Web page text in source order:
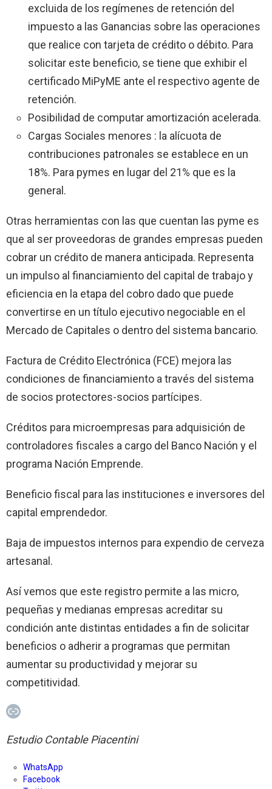
excluida de los regímenes de retención del
impuesto a las Ganancias sobre las operaciones
que realice con tarjeta de crédito o débito. Para
solicitar este beneficio, se tiene que exhibir el
certificado MiPyME ante el respectivo agente de
retención.
Posibilidad de computar amortización acelerada.
Cargas Sociales menores : la alícuota de
contribuciones patronales se establece en un
18%. Para pymes en lugar del 21% que es la
general.
Otras herramientas con las que cuentan las pyme es
que al ser proveedoras de grandes empresas pueden
cobrar un crédito de manera anticipada. Representa
un impulso al financiamiento del capital de trabajo y
eficiencia en la etapa del cobro dado que puede
convertirse en un título ejecutivo negociable en el
Mercado de Capitales o dentro del sistema bancario.
Factura de Crédito Electrónica (FCE) mejora las
condiciones de financiamiento a través del sistema
de socios protectores-socios partícipes.
Créditos para microempresas para adquisición de
controladores fiscales a cargo del Banco Nación y el
programa Nación Emprende.
Beneficio fiscal para las instituciones e inversores del
capital emprendedor.
Baja de impuestos internos para expendio de cerveza
artesanal.
Así vemos que este registro permite a las micro,
pequeñas y medianas empresas acreditar su
condición ante distintas entidades a fin de solicitar
beneficios o adherir a programas que permitan
aumentar su productividad y mejorar su
competitividad.
Enlace
Estudio Contable Piacentini
WhatsApp
Facebook